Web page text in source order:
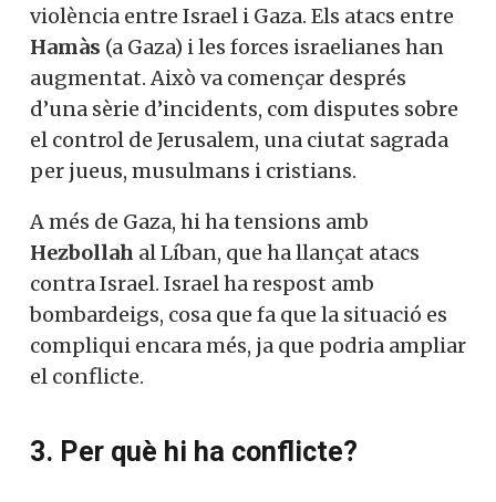
violència entre Israel i Gaza. Els atacs entre
Hamàs (a Gaza) i les forces israelianes han
augmentat. Això va començar després
d’una sèrie d’incidents, com disputes sobre
el control de Jerusalem, una ciutat sagrada
per jueus, musulmans i cristians.
A més de Gaza, hi ha tensions amb
Hezbollah al Líban, que ha llançat atacs
contra Israel. Israel ha respost amb
bombardeigs, cosa que fa que la situació es
compliqui encara més, ja que podria ampliar
el conflicte.
3. Per què hi ha conflicte?